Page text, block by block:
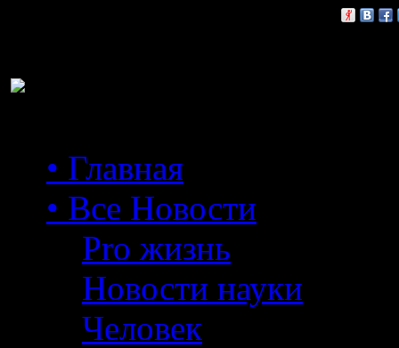
• Главная
• Все Новости
Pro жизнь
Новости науки
Человек